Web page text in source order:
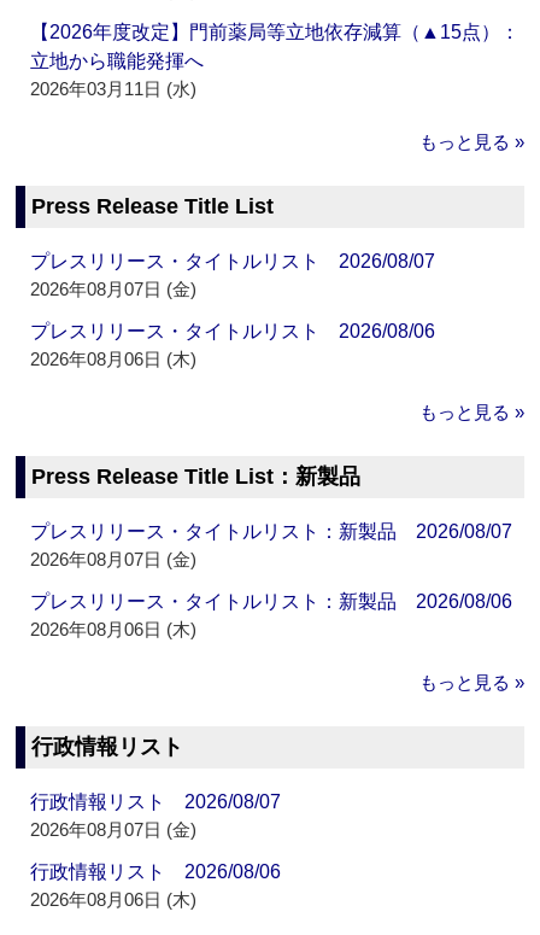
【2026年度改定】門前薬局等立地依存減算（▲15点）：
立地から職能発揮へ
2026年03月11日 (水)
もっと見る »
Press Release Title List
プレスリリース・タイトルリスト 2026/08/07
2026年08月07日 (金)
プレスリリース・タイトルリスト 2026/08/06
2026年08月06日 (木)
もっと見る »
Press Release Title List：新製品
プレスリリース・タイトルリスト：新製品 2026/08/07
2026年08月07日 (金)
プレスリリース・タイトルリスト：新製品 2026/08/06
2026年08月06日 (木)
もっと見る »
行政情報リスト
行政情報リスト 2026/08/07
2026年08月07日 (金)
行政情報リスト 2026/08/06
2026年08月06日 (木)